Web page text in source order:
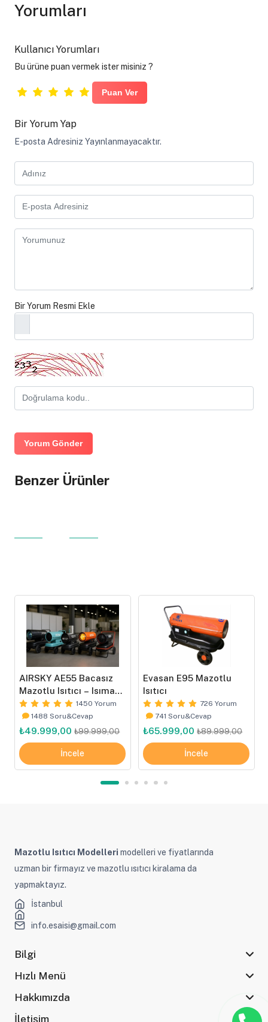
Yorumları
Kullanıcı Yorumları
Bu ürüne puan vermek ister misiniz ?
Bir Yorum Yap
E-posta Adresiniz Yayınlanmayacaktır.
Bir Yorum Resmi Ekle
Yorum Gönder
Benzer Ürünler
AIRSKY AE55 Bacasız
Mazotlu Isıtıcı – Isımak
Tip
1450 Yorum
1488 Soru&Cevap
₺49.999,00 ₺99.999,00
İncele
Evasan E95 Mazotlu
Isıtıcı
726 Yorum
741 Soru&Cevap
₺65.999,00 ₺89.999,00
İncele
Mazotlu Isıtıcı Modelleri modelleri ve fiyatlarında
uzman bir firmayız ve mazotlu ısıtıcı kiralama da
yapmaktayız.
İstanbul
info.esaisi@gmail.com
Bilgi
Hızlı Menü
Hakkımızda
İletişim